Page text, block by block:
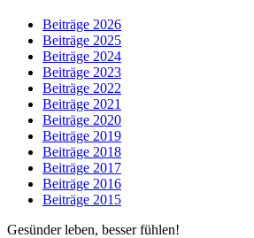
Beiträge 2026
Beiträge 2025
Beiträge 2024
Beiträge 2023
Beiträge 2022
Beiträge 2021
Beiträge 2020
Beiträge 2019
Beiträge 2018
Beiträge 2017
Beiträge 2016
Beiträge 2015
Gesünder leben, besser fühlen!